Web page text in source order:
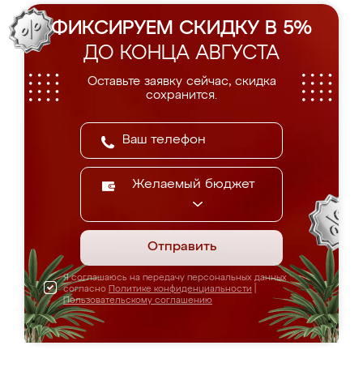
ФИКСИРУЕМ СКИДКУ В 5%
ДО КОНЦА АВГУСТА
Оставьте заявку сейчас, скидка
сохранится.
Желаемый бюджет
Отправить
Я соглашаюсь на передачу персональных данных
согласно Политике конфиденциальности
Пользовательскому соглашению